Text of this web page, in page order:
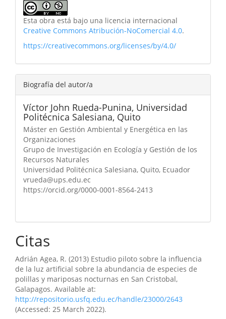
Esta obra está bajo una licencia internacional
Creative Commons Atribución-NoComercial 4.0.
https://creativecommons.org/licenses/by/4.0/
Biografía del autor/a
Víctor John Rueda-Punina, Universidad
Politécnica Salesiana, Quito
Máster en Gestión Ambiental y Energética en las
Organizaciones
Grupo de Investigación en Ecología y Gestión de los
Recursos Naturales
Universidad Politécnica Salesiana, Quito, Ecuador
vrueda@ups.edu.ec
https://orcid.org/0000-0001-8564-2413
Citas
Adrián Agea, R. (2013) Estudio piloto sobre la influencia
de la luz artificial sobre la abundancia de especies de
polillas y mariposas nocturnas en San Cristobal,
Galapagos. Available at:
http://repositorio.usfq.edu.ec/handle/23000/2643
(Accessed: 25 March 2022).